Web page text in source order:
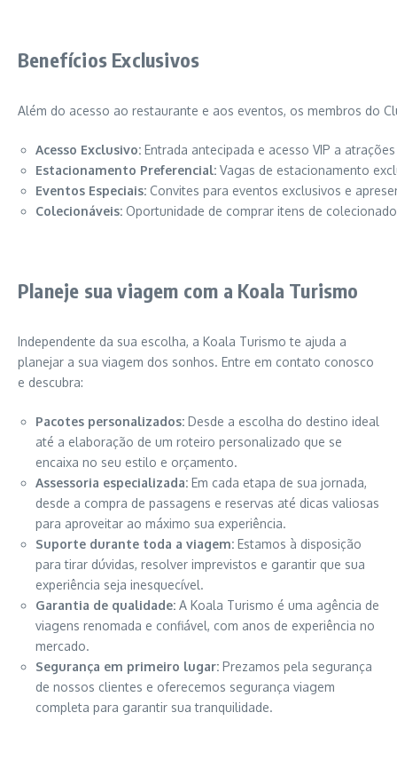
Benefícios Exclusivos
Além do acesso ao restaurante e aos eventos, os membros do
Acesso Exclusivo: Entrada antecipada e acesso VIP a
Estacionamento Preferencial: Vagas de estacionamento
Eventos Especiais: Convites para eventos exclusivos e
Colecionáveis: Oportunidade de comprar itens de
Planeje sua viagem com a Koala Turismo
Independente da sua escolha, a Koala Turismo te ajuda a
planejar a sua viagem dos sonhos. Entre em contato conosco
e descubra:
Pacotes personalizados: Desde a escolha do destino ideal
até a elaboração de um roteiro personalizado que se
encaixa no seu estilo e orçamento.
Assessoria especializada: Em cada etapa de sua jornada,
desde a compra de passagens e reservas até dicas valiosas
para aproveitar ao máximo sua experiência.
Suporte durante toda a viagem: Estamos à disposição
para tirar dúvidas, resolver imprevistos e garantir que sua
experiência seja inesquecível.
Garantia de qualidade: A Koala Turismo é uma agência de
viagens renomada e confiável, com anos de experiência no
mercado.
Segurança em primeiro lugar: Prezamos pela segurança
de nossos clientes e oferecemos segurança viagem
completa para garantir sua tranquilidade.